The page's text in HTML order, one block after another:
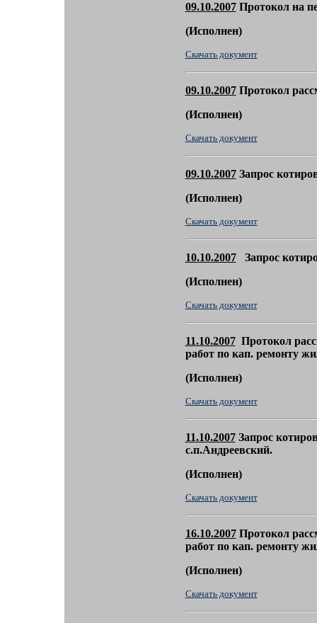
09.10.2007Протокол на
(Исполнен)
Скачать документ
09.10.2007Протокол
(Исполнен)
Скачать документ
09.10.2007Запрос
(Исполнен)
Скачать документ
10.10.2007Запрос
(Исполнен)
Скачать документ
11.10.2007Протокол
работ по кап. ремонту
(Исполнен)
Скачать документ
11.10.2007Запрос
с.п.Андреевский.
(Исполнен)
Скачать документ
16.10.2007Протокол
работ по кап. ремонту
(Исполнен)
Скачать документ